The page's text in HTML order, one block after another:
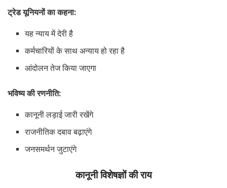
ट्रेड यूनियनों का कहना:
यह न्याय में देरी है
कर्मचारियों के साथ अन्याय हो रहा है
आंदोलन तेज किया जाएगा
भविष्य की रणनीति:
कानूनी लड़ाई जारी रखेंगे
राजनीतिक दबाव बढ़ाएंगे
जनसमर्थन जुटाएंगे
कानूनी विशेषज्ञों की राय